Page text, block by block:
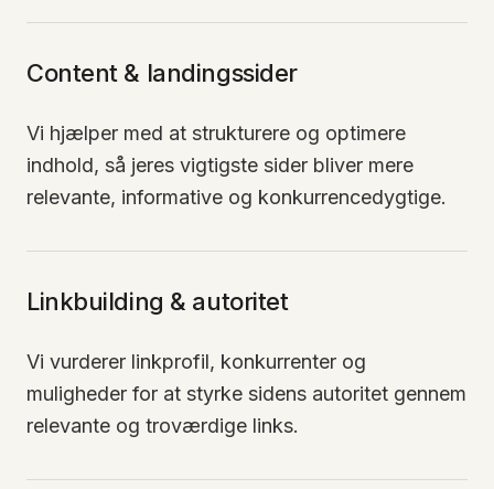
Content & landingssider
Vi hjælper med at strukturere og optimere
indhold, så jeres vigtigste sider bliver mere
relevante, informative og konkurrencedygtige.
Linkbuilding & autoritet
Vi vurderer linkprofil, konkurrenter og
muligheder for at styrke sidens autoritet gennem
relevante og troværdige links.